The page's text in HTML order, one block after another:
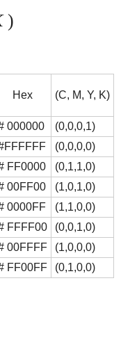
)
Hex (C, M, Y, K)
000000
(0,0,0,1)
(0,0,0,0)
FF0000
(0,1,1,0)
00FF00
(1,0,1,0)
0000FF
(1,1,0,0)
FFFF00
(0,0,1,0)
00FFFF
(1,0,0,0)
FF00FF (0,1,0,0)